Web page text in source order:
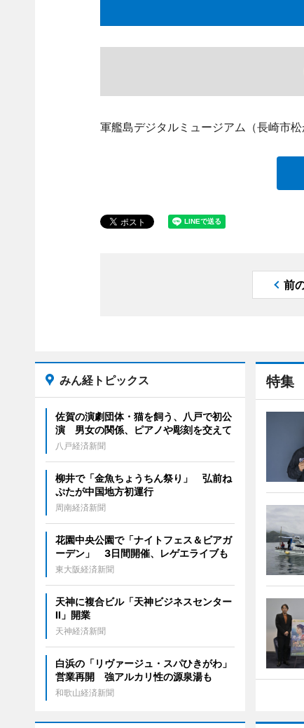
軍艦島デジタルミュージアム（長崎市
前
特集
みん経トピックス
佐賀の演劇団体・猫を飼う、八戸で初公
演 男女の関係、ピアノや彫刻を交えて
八戸経済新聞
柳井で「金魚ちょうちん祭り」 弘前ね
ぷたが中国地方初運行
周南経済新聞
花園中央公園で「ナイトフェス＆ビアガ
ーデン」 3日間開催、レゲエライブも
東大阪経済新聞
天神に複合ビル「天神ビジネスセンター
II」開業
天神経済新聞
白浜の「リヴァージュ・スパひきがわ」
営業再開 強アルカリ性の源泉湯も
和歌山経済新聞